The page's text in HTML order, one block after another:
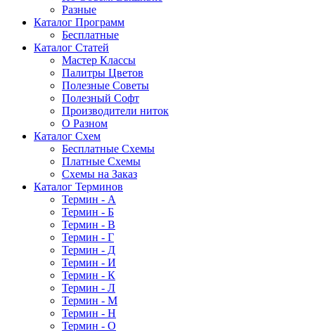
Разные
Каталог Программ
Бесплатные
Каталог Статей
Мастер Классы
Палитры Цветов
Полезные Советы
Полезный Софт
Производители ниток
О Разном
Каталог Схем
Бесплатные Схемы
Платные Схемы
Схемы на Заказ
Каталог Терминов
Термин - А
Термин - Б
Термин - В
Термин - Г
Термин - Д
Термин - И
Термин - К
Термин - Л
Термин - М
Термин - Н
Термин - О